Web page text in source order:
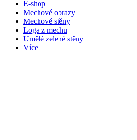
E-shop
Mechové obrazy
Mechové stěny
Loga z mechu
Umělé zelené stěny
Více